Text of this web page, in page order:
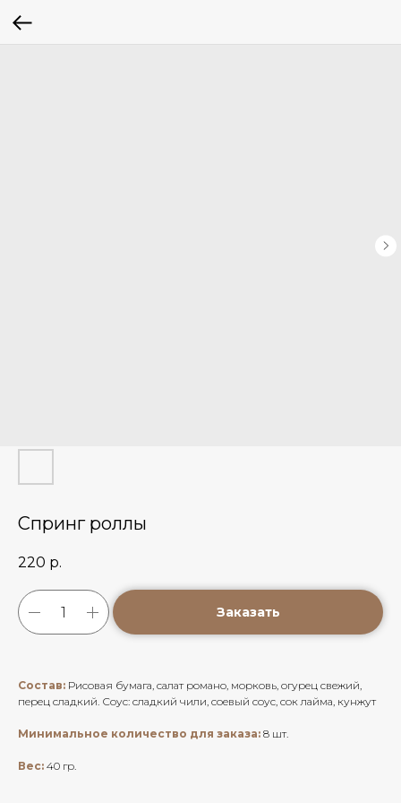
Спринг роллы
220 р.
Заказать
Состав: Рисовая бумага, салат романо, морковь, огурец свежий,
перец сладкий. Соус: сладкий чили, соевый соус, сок лайма, кунжут
Минимальное количество для заказа: 8 шт.
Вес: 40 гр.